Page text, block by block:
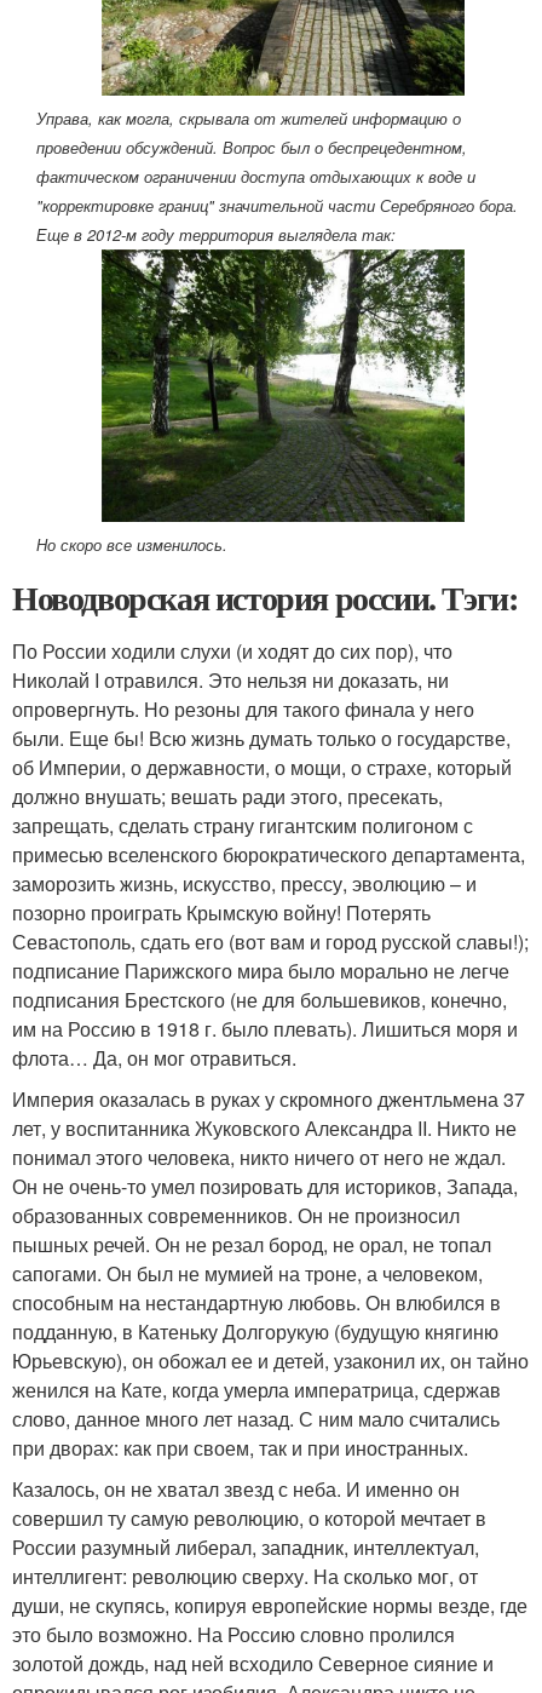
Управа, как могла, скрывала от жителей информацию о
проведении обсуждений. Вопрос был о беспрецедентном,
фактическом ограничении доступа отдыхающих к воде и
"корректировке границ" значительной части Серебряного бора.
Еще в 2012-м году территория выглядела так:
Но скоро все изменилось.
Новодворская история россии. Тэги:
По России ходили слухи (и ходят до сих пор), что
Николай I отравился. Это нельзя ни доказать, ни
опровергнуть. Но резоны для такого финала у него
были. Еще бы! Всю жизнь думать только о государстве,
об Империи, о державности, о мощи, о страхе, который
должно внушать; вешать ради этого, пресекать,
запрещать, сделать страну гигантским полигоном с
примесью вселенского бюрократического департамента,
заморозить жизнь, искусство, прессу, эволюцию – и
позорно проиграть Крымскую войну! Потерять
Севастополь, сдать его (вот вам и город русской славы!);
подписание Парижского мира было морально не легче
подписания Брестского (не для большевиков, конечно,
им на Россию в 1918 г. было плевать). Лишиться моря и
флота… Да, он мог отравиться.
Империя оказалась в руках у скромного джентльмена 37
лет, у воспитанника Жуковского Александра II. Никто не
понимал этого человека, никто ничего от него не ждал.
Он не очень-то умел позировать для историков, Запада,
образованных современников. Он не произносил
пышных речей. Он не резал бород, не орал, не топал
сапогами. Он был не мумией на троне, а человеком,
способным на нестандартную любовь. Он влюбился в
подданную, в Катеньку Долгорукую (будущую княгиню
Юрьевскую), он обожал ее и детей, узаконил их, он тайно
женился на Кате, когда умерла императрица, сдержав
слово, данное много лет назад. С ним мало считались
при дворах: как при своем, так и при иностранных.
Казалось, он не хватал звезд с неба. И именно он
совершил ту самую революцию, о которой мечтает в
России разумный либерал, западник, интеллектуал,
интеллигент: революцию сверху. На сколько мог, от
души, не скупясь, копируя европейские нормы везде, где
это было возможно. На Россию словно пролился
золотой дождь, над ней всходило Северное сияние и